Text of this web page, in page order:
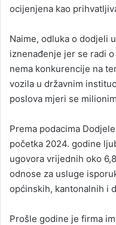
ocijenjena kao
Naime, odluka o dodjeli
iznenađenje jer se radi
nema konkurencije na
vozila u državnim
poslova mjeri se
Prema podacima
početka 2024. godine
ugovora vrijednih oko
odnose za usluge
općinskih, kantonalnih i
Prošle godine je firma